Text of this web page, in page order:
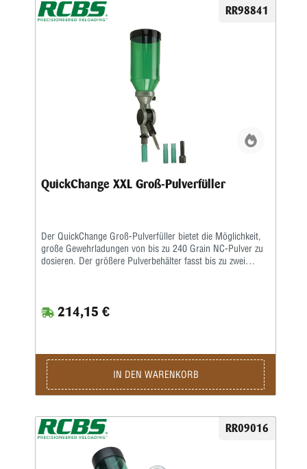
RR98841
QuickChange XXL Groß-Pulverfüller
Der QuickChange Groß-Pulverfüller bietet die Möglichkeit,
große Gewehrladungen von bis zu 240 Grain NC-Pulver zu
dosieren. Der größere Pulverbehälter fasst bis zu zwei
mit denen Sie Ihre meistbenutzten Pulverladungen als
Voreinstellungen speichern können.Mit dem Pulverauslauf
Lieferumfang enthalten sind: Pulverjustierschrauben,
Füllrohr .22-.270, Füllrohr .30-.45, Füllrohr .50 und QC-
Pulverauslauf für das Großgerät.Komplett mit Pulverdach
90 mm ∅
214,15 €
IN DEN WARENKORB
RR09016